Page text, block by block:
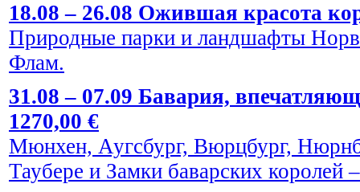
18.08 – 26.08 Ожившая красота
Природные парки и ландшафты
Флам.
31.08 – 07.09 Бавария,
1270,00 €
Мюнхен, Аугсбург, Вюрцбург,
Таубере и Замки баварских